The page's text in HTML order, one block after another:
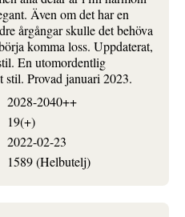
Även om det har en
årgångar skulle det behöva
komma loss. Uppdaterat,
En utomordentlig
stil. Provad januari 2023.
2028-2040++
19(+)
2022-02-23
1589 (Helbutelj)